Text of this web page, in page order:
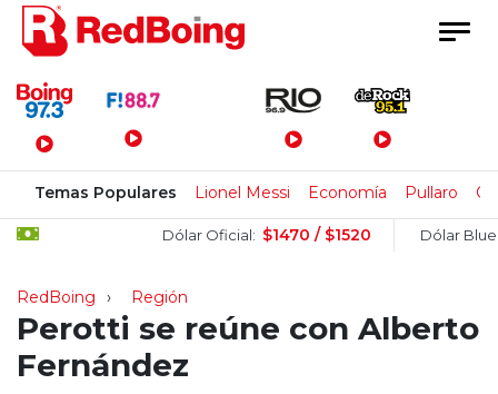
Menú Principal
Temas Populares Lionel Messi Economía Pullaro
Dólar Oficial: $1470 / $1520 Dólar Blue:
RedBoing Región
Perotti se reúne con Alberto
Fernández